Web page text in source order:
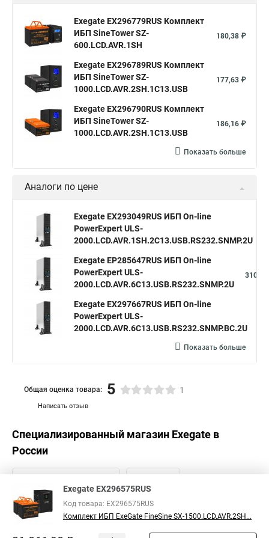
Exegate EX296779RUS Комплект
ИБП SineTower SZ-
600.LCD.AVR.1SH
180,38 ₽
Exegate EX296789RUS Комплект
ИБП SineTower SZ-
1000.LCD.AVR.2SH.1C13.USB
177,63 ₽
Exegate EX296790RUS Комплект
ИБП SineTower SZ-
1000.LCD.AVR.2SH.1C13.USB
186,16 ₽
Показать больше
Аналоги по цене
Exegate EX293049RUS ИБП On-line
PowerExpert ULS-
2000.LCD.AVR.1SH.2C13.USB.RS232.SNMP.2U
Exegate EP285647RUS ИБП On-line
PowerExpert ULS-
2000.LCD.AVR.6C13.USB.RS232.SNMP.2U
Exegate EX297667RUS ИБП On-line
PowerExpert ULS-
2000.LCD.AVR.6C13.USB.RS232.SNMP.BC.2U
Показать больше
Написать отзыв
Общая оценка товара: 5 1
Специализированный магазин Exegate в
России
Exegate EX296575RUS
Код товара: EX296575RUS
Комплект ИБП ExeGate FineSine SX-1500.LCD.AVR.2SH...